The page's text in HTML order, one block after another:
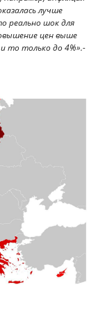
лучше
реально шок для
цен выше
то только до 4%».-